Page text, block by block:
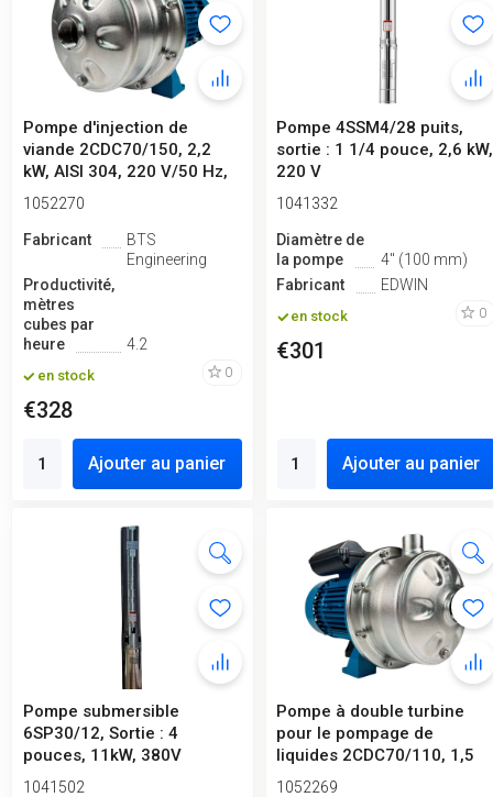
Pompe d'injection de
viande 2CDC70/150, 2,2
kW, AISI 304, 220 V/50 Hz,
2900 t...
1052270
Fabricant
BTS
Engineering
Productivité,
mètres
cubes par
heure
4.2
en stock 0
€328
Ajouter au panier
Pompe 4SSM4/28 puits,
sortie : 1 1/4 pouce, 2,6 kW,
220 V
1041332
Diamètre de
la pompe
4" (100 mm)
Fabricant
EDWIN
en stock 0
€301
Ajouter au panier
Pompe submersible
6SP30/12, Sortie : 4
pouces, 11kW, 380V
1041502
Pompe à double turbine
pour le pompage de
liquides 2CDC70/110, 1,5
kW, AISI 3...
1052269